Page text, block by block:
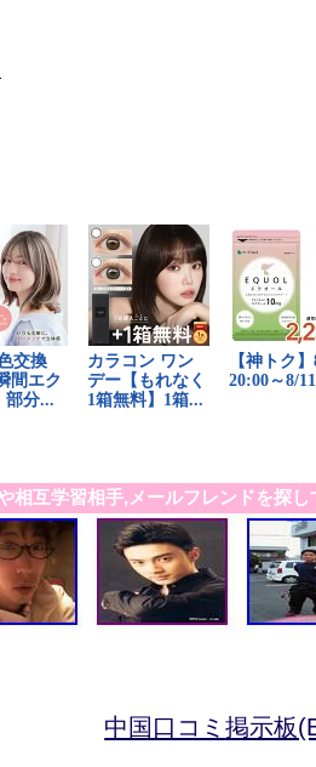
相互学習相手,メールフレンドを探し
中国口コミ掲示板